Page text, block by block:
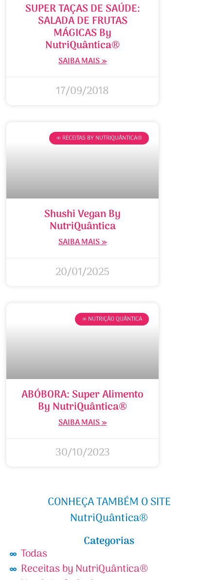
SUPER TAÇAS DE SAÚDE:
SALADA DE FRUTAS
MÁGICAS By
NutriQuântica®
SAIBA MAIS »
17/09/2018
∞ RECEITAS BY NUTRIQUÂNTICA®
Shushi Vegan By
NutriQuântica
SAIBA MAIS »
20/01/2025
∞ NUTRIÇÃO QUÂNTICA
ABÓBORA: Super Alimento
By NutriQuântica®
SAIBA MAIS »
30/10/2023
CONHEÇA TAMBÉM O SITE
NutriQuântica®
Categorias
Todas
Receitas by NutriQuântica®